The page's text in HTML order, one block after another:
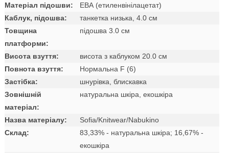
Матеріал підошви:
ЕВА (етиленвінілацетат)
Каблук, підошва:
танкетка низька, 4.0 см
Товщина
платформи:
підошва 3.0 см
Висота взуття:
висота з каблуком 20.0 см
Повнота взуття:
Нормальна F (6)
Застібка:
шнурівка, блискавка
Зовнішній
матеріал:
натуральна шкіра, екошкіра
Назва матеріалу:
Sofia/Knitwear/Nabukino
Склад:
83,33% - натуральна шкіра; 16,67% -
екошкіра